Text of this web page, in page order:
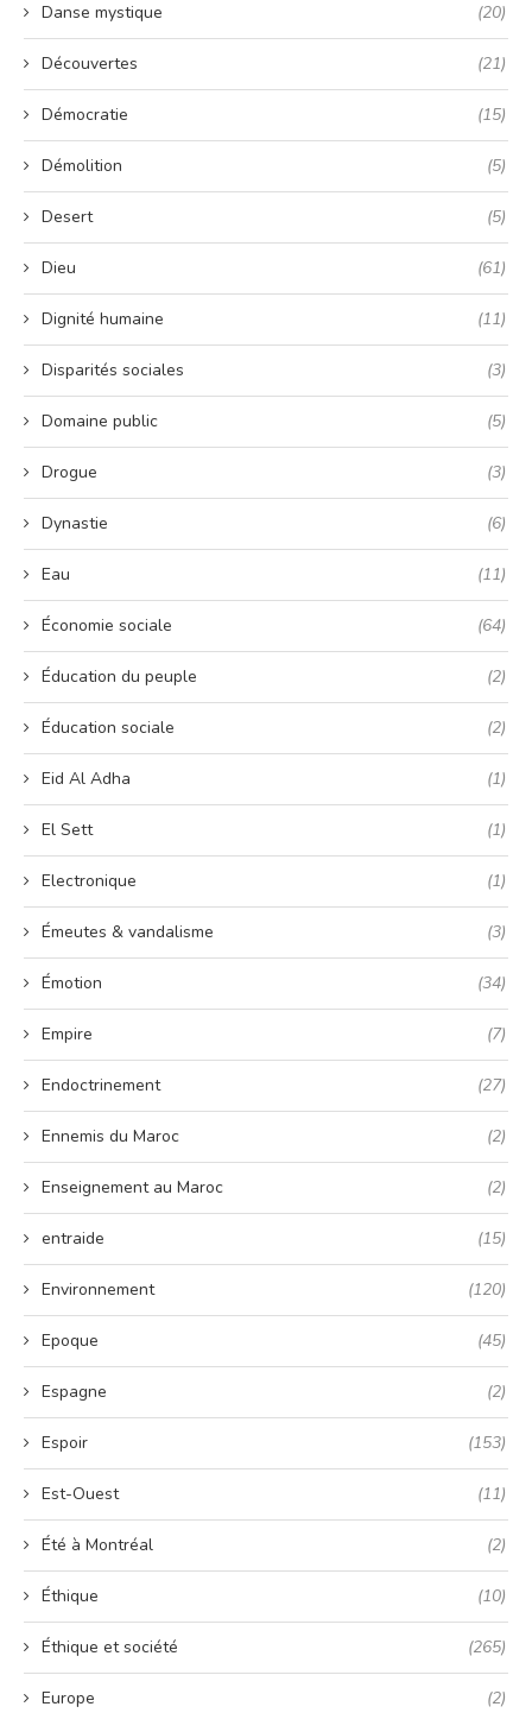
Danse mystique (20)
Découvertes (21)
Démocratie (15)
Démolition (5)
Desert (5)
Dieu (61)
Dignité humaine (11)
Disparités sociales (3)
Domaine public (5)
Drogue (3)
Dynastie (6)
Eau (11)
Économie sociale (64)
Éducation du peuple (2)
Éducation sociale (2)
Eid Al Adha (1)
El Sett (1)
Electronique (1)
Émeutes & vandalisme (3)
Émotion (34)
Empire (7)
Endoctrinement (27)
Ennemis du Maroc (2)
Enseignement au Maroc (2)
entraide (15)
Environnement (120)
Epoque (45)
Espagne (2)
Espoir (153)
Est-Ouest (11)
Été à Montréal (2)
Éthique (10)
Éthique et société (265)
Europe (2)